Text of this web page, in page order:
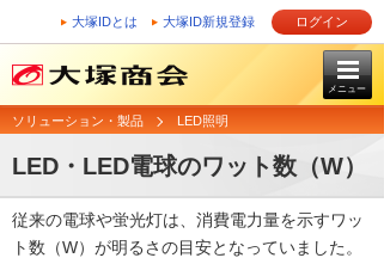
大塚IDとは 大塚ID新規登録 ログイン
メニュー
ソリューション・製品 LED照明
LED・LED電球のワット数（W）
従来の電球や蛍光灯は、消費電力量を示すワッ
ト数（W）が明るさの目安となっていました。